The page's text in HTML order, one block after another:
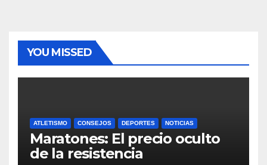
YOU MISSED
ATLETISMO CONSEJOS DEPORTES NOTICIAS
Maratones: El precio oculto
de la resistencia